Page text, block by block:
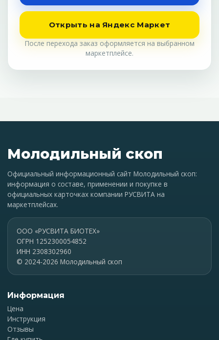
Открыть на Яндекс Маркет
После перехода заказ оформляется на выбранном
маркетплейсе.
Молодильный скоп
Официальный информационный сайт Молодильный скоп:
информация о составе, применении и покупке в
официальных карточках компании РУСВИТА на
маркетплейсах.
ООО «РУСВИТА БИОТЕХ»
ОГРН 1252300054852
ИНН 2308302960
© 2024-2026 Молодильный скоп
Информация
Цена
Инструкция
Отзывы